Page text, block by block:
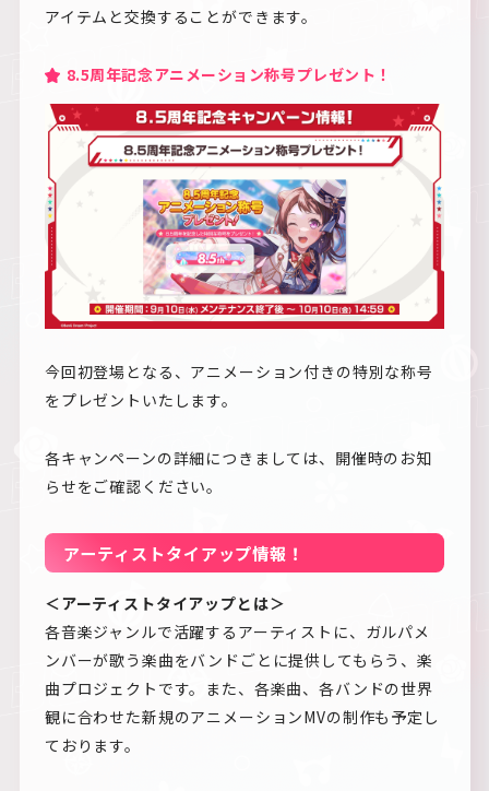
アイテムと交換することができます。
8.5周年記念アニメーション称号プレゼント！
今回初登場となる、アニメーション付きの特別な称号
をプレゼントいたします。
各キャンペーンの詳細につきましては、開催時のお知
らせをご確認ください。
アーティストタイアップ情報！
＜アーティストタイアップとは＞
各音楽ジャンルで活躍するアーティストに、ガルパメ
ンバーが歌う楽曲をバンドごとに提供してもらう、楽
曲プロジェクトです。また、各楽曲、各バンドの世界
観に合わせた新規のアニメーションMVの制作も予定し
ております。